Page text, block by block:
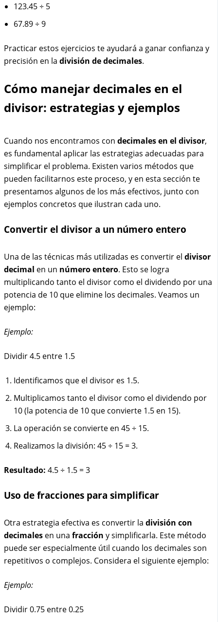
123.45 ÷ 5
67.89 ÷ 9
Practicar estos ejercicios te ayudará a ganar confianza y
precisión en la división de decimales.
Cómo manejar decimales en el
divisor: estrategias y ejemplos
Cuando nos encontramos con decimales en el divisor,
es fundamental aplicar las estrategias adecuadas para
simplificar el problema. Existen varios métodos que
pueden facilitarnos este proceso, y en esta sección te
presentamos algunos de los más efectivos, junto con
ejemplos concretos que ilustran cada uno.
Convertir el divisor a un número entero
Una de las técnicas más utilizadas es convertir el divisor
decimal en un número entero. Esto se logra
multiplicando tanto el divisor como el dividendo por una
potencia de 10 que elimine los decimales. Veamos un
ejemplo:
Ejemplo:
Dividir 4.5 entre 1.5
Identificamos que el divisor es 1.5.
Multiplicamos tanto el divisor como el dividendo por
10 (la potencia de 10 que convierte 1.5 en 15).
La operación se convierte en 45 ÷ 15.
Realizamos la división: 45 ÷ 15 = 3.
Resultado: 4.5 ÷ 1.5 = 3
Uso de fracciones para simplificar
Otra estrategia efectiva es convertir la división con
decimales en una fracción y simplificarla. Este método
puede ser especialmente útil cuando los decimales son
repetitivos o complejos. Considera el siguiente ejemplo:
Ejemplo:
Dividir 0.75 entre 0.25